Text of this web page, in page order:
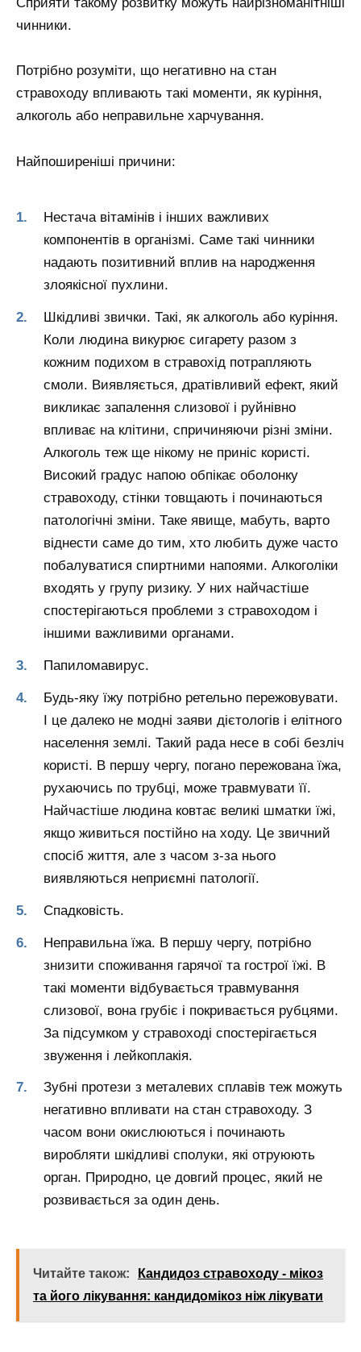
чинники.
Потрібно розуміти, що негативно на стан
стравоходу впливають такі моменти, як куріння,
алкоголь або неправильне харчування.
Найпоширеніші причини:
Нестача вітамінів і інших важливих
компонентів в організмі. Саме такі чинники
надають позитивний вплив на народження
злоякісної пухлини.
Шкідливі звички. Такі, як алкоголь або куріння.
Коли людина викурює сигарету разом з
кожним подихом в стравохід потрапляють
смоли. Виявляється, дратівливий ефект, який
викликає запалення слизової і руйнівно
впливає на клітини, спричиняючи різні зміни.
Алкоголь теж ще нікому не приніс користі.
Високий градус напою обпікає оболонку
стравоходу, стінки товщають і починаються
патологічні зміни. Таке явище, мабуть, варто
віднести саме до тим, хто любить дуже часто
побалуватися спиртними напоями. Алкоголіки
входять у групу ризику. У них найчастіше
спостерігаються проблеми з стравоходом і
іншими важливими органами.
Папиломавирус.
Будь-яку їжу потрібно ретельно пережовувати.
І це далеко не модні заяви дієтологів і елітного
населення землі. Такий рада несе в собі безліч
користі. В першу чергу, погано пережована їжа,
рухаючись по трубці, може травмувати її.
Найчастіше людина ковтає великі шматки їжі,
якщо живиться постійно на ходу. Це звичний
спосіб життя, але з часом з-за нього
виявляються неприємні патології.
Спадковість.
Неправильна їжа. В першу чергу, потрібно
знизити споживання гарячої та гострої їжі. В
такі моменти відбувається травмування
слизової, вона грубіє і покривається рубцями.
За підсумком у стравоході спостерігається
звуження і лейкоплакія.
Зубні протези з металевих сплавів теж можуть
негативно впливати на стан стравоходу. З
часом вони окислюються і починають
виробляти шкідливі сполуки, які отруюють
орган. Природно, це довгий процес, який не
розвивається за один день.
Читайте також:
Кандидоз стравоходу - мікоз
та його лікування: кандидомікоз ніж лікувати